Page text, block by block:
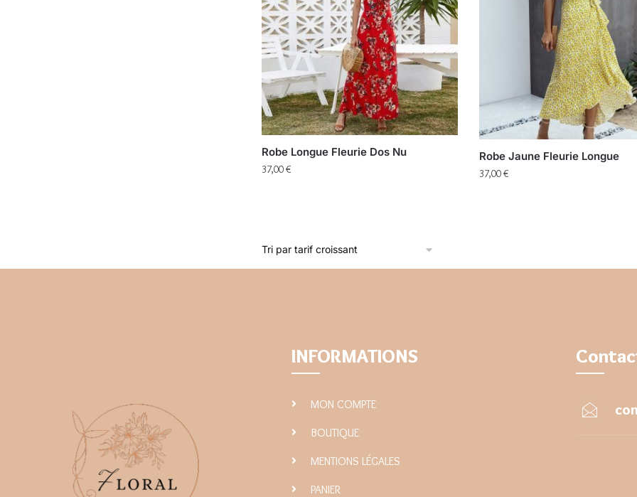
Robe Longue Fleurie Dos Nu
37,00€
Robe Jaune Fleurie Longue
37,00€
INFORMATIONS
MON COMPTE
BOUTIQUE
MENTIONS LÉGALES
PANIER